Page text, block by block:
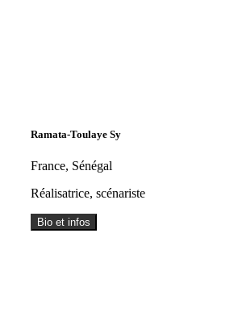
Ramata-Toulaye Sy
France, Sénégal
Réalisatrice, scénariste
Bio et infos